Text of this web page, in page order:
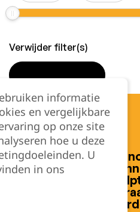
Verwijder filter(s)
Hulp
informatie
en vergelijkbare
op onze site
hoe u deze
U
in ons